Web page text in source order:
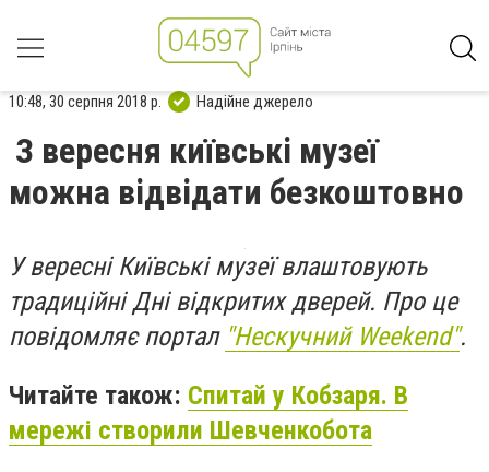
10:48, 30 серпня 2018 р. Надійне джерело
З вересня київські музеї
можна відвідати безкоштовно
У вересні Київські музеї влаштовують
традиційні Дні відкритих дверей. Про це
повідомляє портал "Нескучний Weekend".
Читайте також: Спитай у Кобзаря. В
мережі створили Шевченкобота